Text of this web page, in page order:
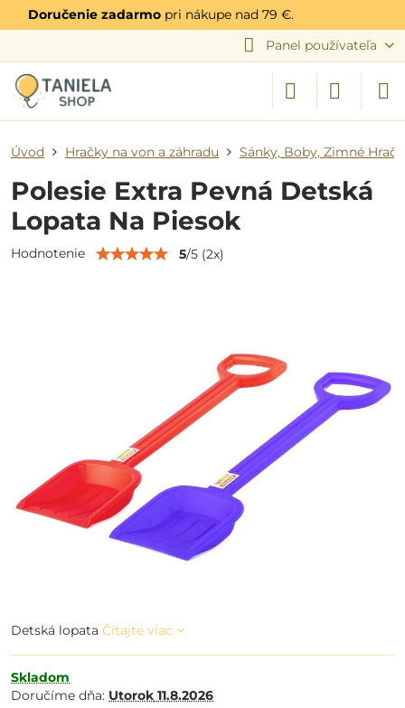
Doručenie zadarmo pri nákupe nad 79 €.
Panel používateľa
Úvod Hračky na von a záhradu Sánky, Boby, Zimné
Polesie Extra Pevná Detská
Lopata Na Piesok
Hodnotenie 5/5 (2x)
Detská lopata Čítajte viac
Skladom
Doručíme dňa: Utorok 11.8.2026